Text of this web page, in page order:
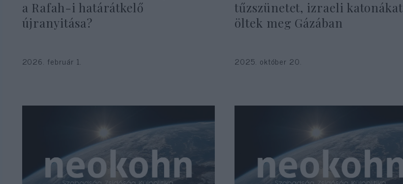
a Rafah-i határátkelő
újranyitása?
2026. február 1.
tűzszünetet, izraeli katonákat
öltek meg Gázában
2025. október 20.